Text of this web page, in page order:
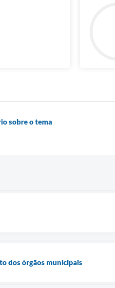
sobre o tema
dos órgãos municipais